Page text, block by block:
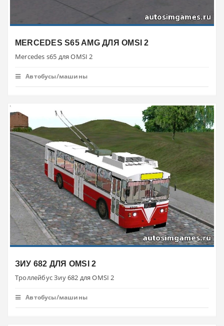
MERCEDES S65 AMG ДЛЯ OMSI 2
Mercedes s65 для OMSI 2
Автобусы/машины
ЗИУ 682 ДЛЯ OMSI 2
Троллейбус Зиу 682 для OMSI 2
Автобусы/машины